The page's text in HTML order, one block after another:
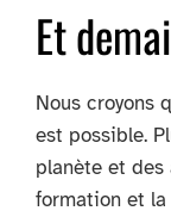
Et
Nous croyons
est possible.
planète et des
formation et